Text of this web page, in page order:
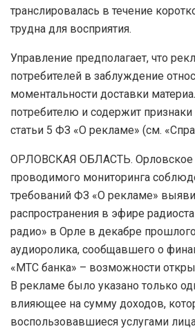
транслировалась в течение
трудна для восприятия.
Управление предполагает, что
потребителей в заблуждение
моментальности доставки
потребителю и содержит признаки
статьи 5 ФЗ «О рекламе» (см.
ОРЛОВСКАЯ ОБЛАСТЬ. Орловское
проводимого мониторинга
требований ФЗ «О рекламе»
распространения в эфире
радио» в Орле в декабре
аудиоролика, сообщавшего о
«МТС банка» – возможности
В рекламе было указано только
влияющее на сумму доходов,
воспользовавшиеся услугами